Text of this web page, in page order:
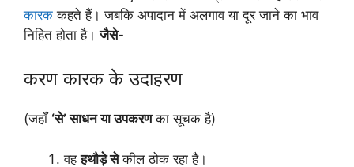
कारक कहते हैं। जबकि अपादान में अलगाव या दूर जाने का भाव
निहित होता है।जैसे-
करण कारक के उदाहरण
(जहाँ ‘से’ साधन या उपकरणका सूचक है)
वहहथौड़े सेकील ठोक रहा है।